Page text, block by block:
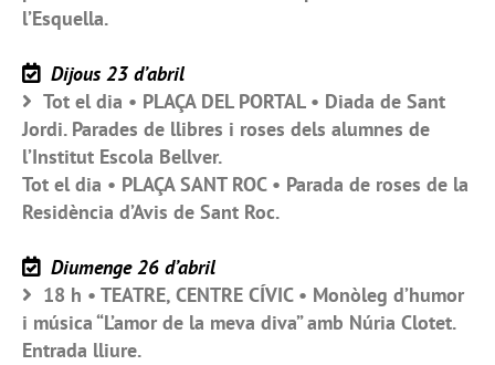
l’Esquella.
Dijous 23 d’abril
Tot el dia • PLAÇA DEL PORTAL • Diada de Sant
Jordi. Parades de llibres i roses dels alumnes de
l’Institut Escola Bellver.
Tot el dia • PLAÇA SANT ROC • Parada de roses de la
Residència d’Avis de Sant Roc.
Diumenge 26 d’abril
18 h • TEATRE, CENTRE CÍVIC • Monòleg d’humor
i música “L’amor de la meva diva” amb Núria Clotet.
Entrada lliure.